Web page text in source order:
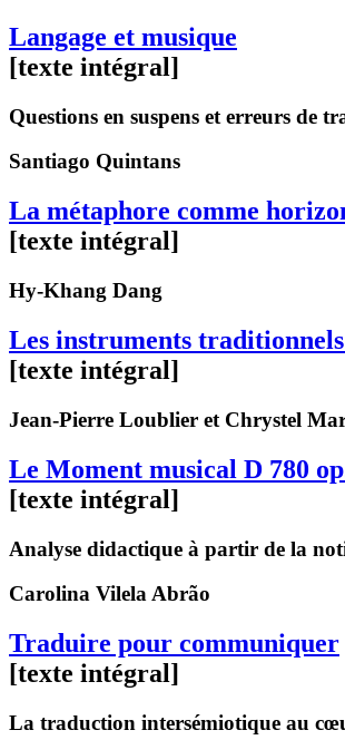
Langage et musique
[texte intégral]
Questions en suspens et erreurs de
Santiago Quintans
La métaphore comme
[texte intégral]
Hy-Khang Dang
Les instruments
[texte intégral]
Jean-Pierre Loublier et Chrystel
Le Moment musical D 780
[texte intégral]
Analyse didactique à partir de la
Carolina Vilela Abrão
Traduire pour communiquer
[texte intégral]
La traduction intersémiotique au